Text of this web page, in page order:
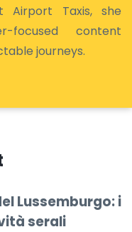
Airport Taxis, she
focused content
journeys.
Lussemburgo: i
serali